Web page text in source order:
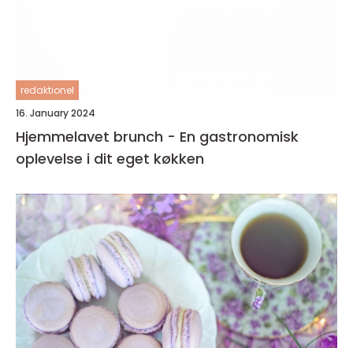
redaktionel
16. January 2024
Hjemmelavet brunch - En gastronomisk
oplevelse i dit eget køkken